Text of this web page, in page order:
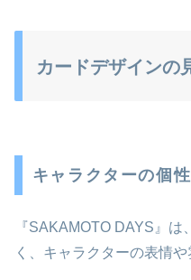
カードデザインの
キャラクターの個
『SAKAMOTO DAYS』
く、キャラクターの表情